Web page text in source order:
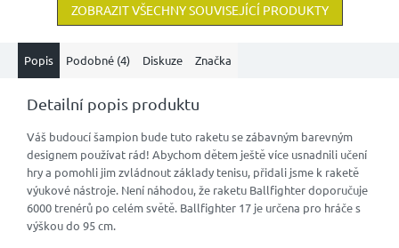
ZOBRAZIT VŠECHNY SOUVISEJÍCÍ PRODUKTY
Popis Podobné (4) Diskuze Značka
Detailní popis produktu
Váš budoucí šampion bude tuto raketu se zábavným barevným
designem používat rád! Abychom dětem ještě více usnadnili učení
hry a pomohli jim zvládnout základy tenisu, přidali jsme k raketě
výukové nástroje. Není náhodou, že raketu Ballfighter doporučuje
6000 trenérů po celém světě. Ballfighter 17 je určena pro hráče s
výškou do 95 cm.